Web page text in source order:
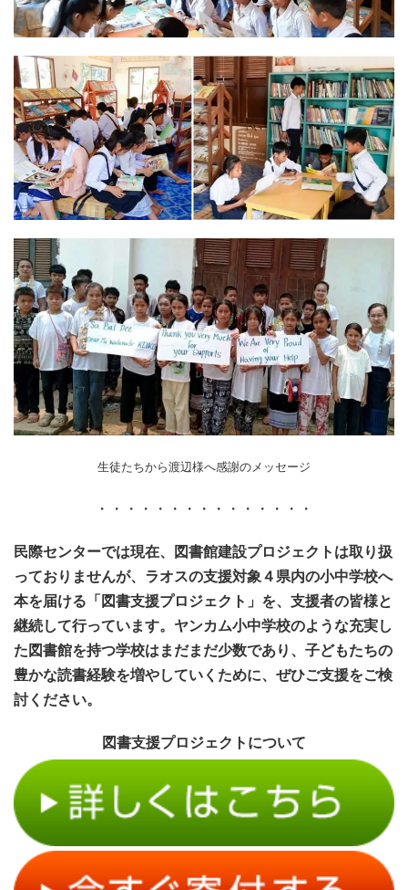
生徒たちから渡辺様へ感謝のメッセージ
・・・・・・・・・・・・・・・
民際センターでは現在、図書館建設プロジェクトは取り扱
っておりませんが、ラオスの支援対象４県内の小中学校へ
本を届ける「図書支援プロジェクト」を、支援者の皆様と
継続して行っています。ヤンカム小中学校のような充実し
た図書館を持つ学校はまだまだ少数であり、子どもたちの
豊かな読書経験を増やしていくために、ぜひご支援をご検
討ください。
図書支援プロジェクトについて